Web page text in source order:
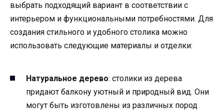
выбрать подходящий вариант в соответствии с
интерьером и функциональными потребностями. Для
создания стильного и удобного столика можно
использовать следующие материалы и отделки:
Натуральное дерево: столики из дерева
придают балкону уютный и природный вид. Они
могут быть изготовлены из различных пород